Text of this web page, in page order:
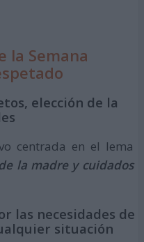
la Semana
elección de la
centrada en el lema
la madre y cuidados
las necesidades de
situación